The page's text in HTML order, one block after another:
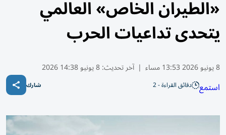
«الطيران الخاص» العالمي
يتحدى تداعيات الحرب
8 يونيو 2026 13:53 مساء | آخر تحديث:8 يونيو 14:38 2026
استمع دقائق القراءة - 2 شارك